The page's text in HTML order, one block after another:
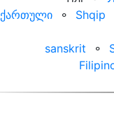
ქართული
⚬ Shqip
sanskrit
⚬